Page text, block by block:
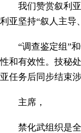
我们赞赏叙利
利亚坚持“叙人主导
“调查鉴定组”
性和有效性。技秘
亚任务后同步结束
主席，
禁化武组织是